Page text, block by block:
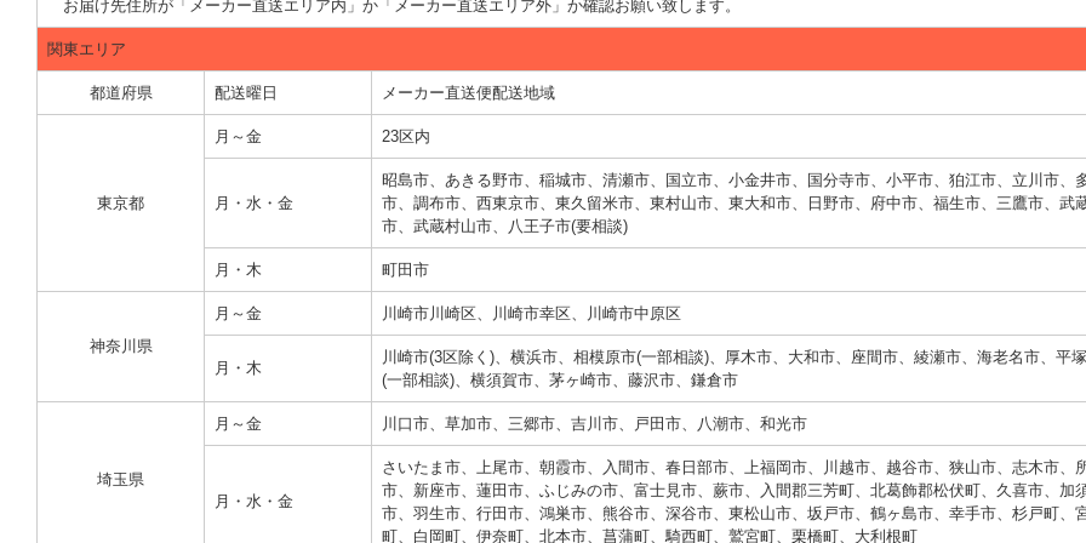
お届け先住所が「メーカー直送エリア内」か「メーカー直送エリア外」か確認お願い致します。
関東エリア
都道府県 配送曜日 メーカー直送便配送地域
東京都
月～金 23区内
月・水・金
昭島市、あきる野市、稲城市、清瀬市、国立市、小金井市、国分寺市、小平市、狛江市、立川市、
市、調布市、西東京市、東久留米市、東村山市、東大和市、日野市、府中市、福生市、三鷹市、武
市、武蔵村山市、八王子市(要相談)
月・木 町田市
神奈川県
月～金 川崎市川崎区、川崎市幸区、川崎市中原区
月・木
川崎市(3区除く)、横浜市、相模原市(一部相談)、厚木市、大和市、座間市、綾瀬市、海老名市、平
(一部相談)、横須賀市、茅ヶ崎市、藤沢市、鎌倉市
埼玉県
月～金 川口市、草加市、三郷市、吉川市、戸田市、八潮市、和光市
月・水・金
さいたま市、上尾市、朝霞市、入間市、春日部市、上福岡市、川越市、越谷市、狭山市、志木市、
市、新座市、蓮田市、ふじみの市、富士見市、蕨市、入間郡三芳町、北葛飾郡松伏町、久喜市、加
市、羽生市、行田市、鴻巣市、熊谷市、深谷市、東松山市、坂戸市、鶴ヶ島市、幸手市、杉戸町、
町、白岡町、伊奈町、北本市、菖蒲町、騎西町、鷲宮町、栗橋町、大利根町